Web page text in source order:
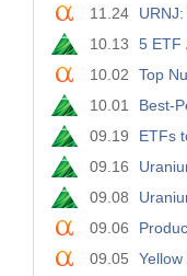
11.24
10.13
5 ETF
10.02
Top
10.01
Best-
09.19
ETFs
09.16
09.08
09.06
09.05